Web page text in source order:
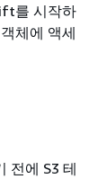
를 시작하
체에 액세
전에 S3 테